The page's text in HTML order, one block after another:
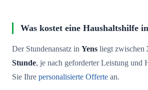
Was kostet eine Haushaltshilfe
Der Stundenansatz in Yens liegt zwischen
Stunde, je nach geforderter Leistung und
Sie Ihre personalisierte Offerte an.